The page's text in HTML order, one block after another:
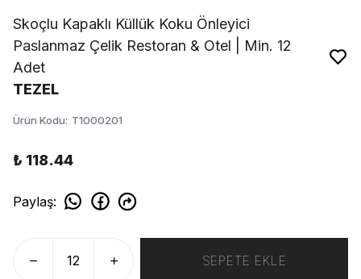
Skoçlu Kapaklı Küllük Koku Önleyici
Paslanmaz Çelik Restoran & Otel | Min. 12
Adet
TEZEL
Ürün Kodu: T1000201
₺ 118.44
Paylaş:
SEPETE EKLE